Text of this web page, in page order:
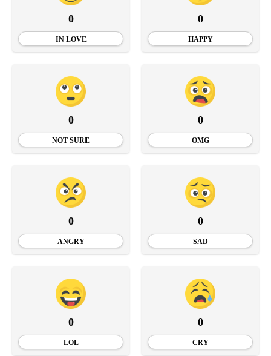
0
IN LOVE
0
HAPPY
0
NOT SURE
0
OMG
0
ANGRY
0
SAD
0
LOL
0
CRY